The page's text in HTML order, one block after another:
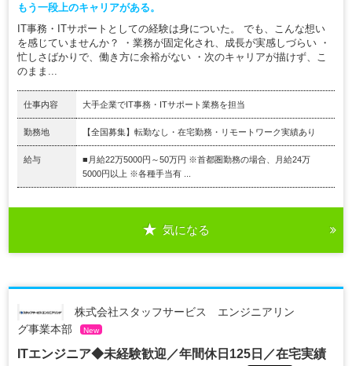
もう一段上のキャリアがある。
IT事務・ITサポートとしての経験は身についた。 でも、こんな想い
を感じていませんか？ ・業務が固定化され、成長が実感しづらい ・
忙しさばかりで、働き方に余裕がない ・次のキャリアが描けず、こ
のまま...
仕事内容 大手企業でIT事務・ITサポート業務を担当
勤務地 【全国募集】転勤なし・在宅勤務・リモートワーク実績あり
給与
■月給22万5000円～50万円 ※首都圏勤務の場合、月給24万
5000円以上 ※各種手当有 ...
気になる
株式会社スタッフサービス エンジニアリン
グ事業本部
New
ITエンジニア◆未経験歓迎／年間休日125日／在宅実績